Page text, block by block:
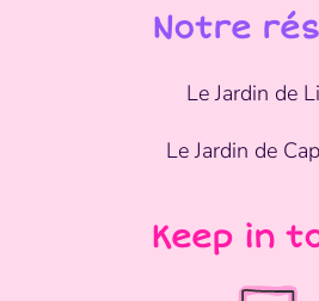
Notre
Le Jardin de
Le Jardin de
Keep in